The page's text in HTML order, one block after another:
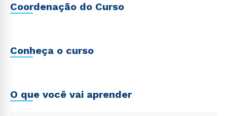
Coordenação do Curso
Conheça o curso
O que você vai aprender